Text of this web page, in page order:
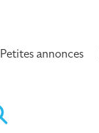
Petites annonces